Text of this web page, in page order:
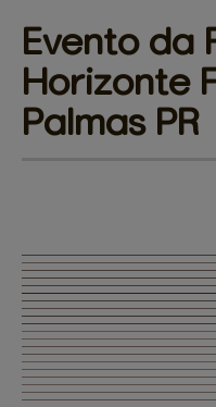
Evento da
Horizonte
Palmas PR